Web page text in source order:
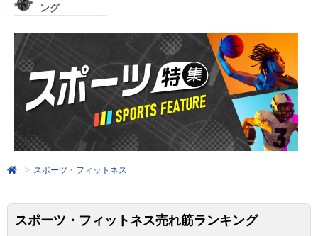
ング
スポーツ・フィットネス
スポーツ・フィットネス売れ筋ランキング